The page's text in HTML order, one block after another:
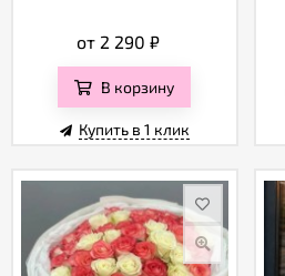
от 2 290 ₽
В корзину
Купить в 1 клик